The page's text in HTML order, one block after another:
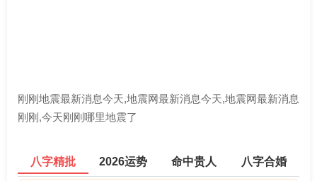
刚刚地震最新消息今天,地震网最新消息今天,地震网最新消息
刚刚,今天刚刚哪里地震了
八字精批 2026运势 命中贵人 八字合婚